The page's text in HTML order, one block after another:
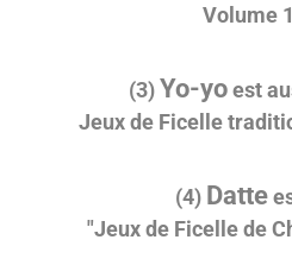
Volume
(3)Yo-yoest
Jeux de Ficelle
(4) Datte
"Jeux de Ficelle de